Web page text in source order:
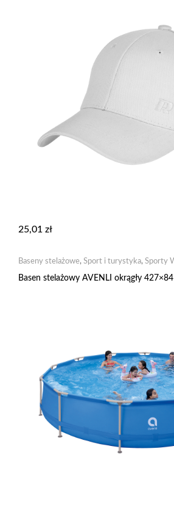
25,01 zł
Baseny stelażowe, Sport i turystyka, Sporty
Basen stelażowy AVENLI okrągły